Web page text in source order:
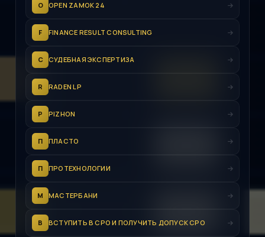
O OPEN ZAMOK 24
F FINANCE RESULT CONSULTING
С СУДЕБНАЯ ЭКСПЕРТИЗА
R RADEN LP
P PIZHON
П ПЛАСТО
П ПРОТЕХНОЛОГИИ
М МАСТЕРБАНИ
В ВСТУПИТЬ В СРО И ПОЛУЧИТЬ ДОПУСК СРО